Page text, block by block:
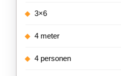
3×6
4 meter
4 personen